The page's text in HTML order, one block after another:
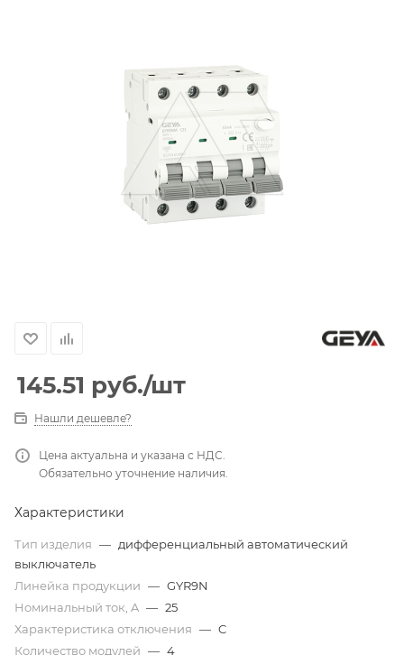
145.51 руб./шт
Нашли дешевле?
Цена актуальна и указана с НДС.
Обязательно уточнение наличия.
Характеристики
Тип изделия — дифференциальный автоматический
выключатель
Линейка продукции — GYR9N
Номинальный ток, A — 25
Характеристика отключения — C
Количество модулей — 4